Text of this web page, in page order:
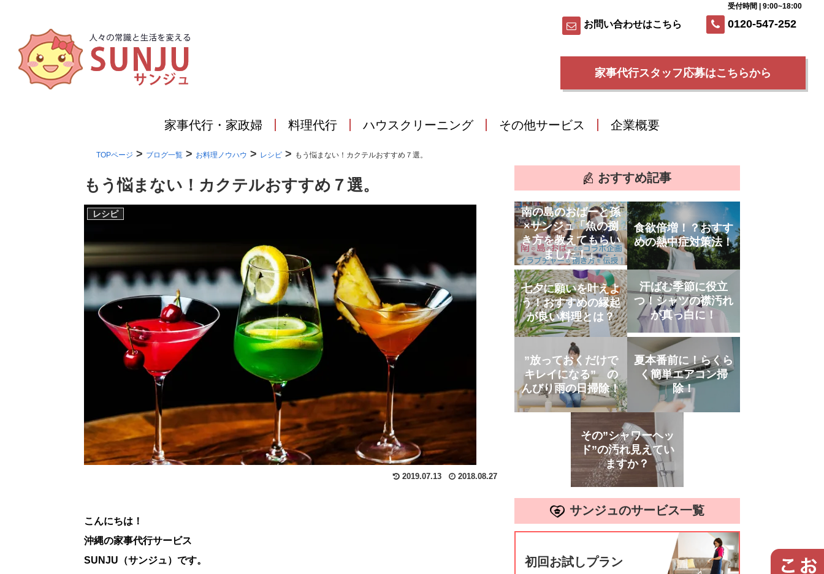
お問い合わせはこちら 0120-547-252
受付時間 | 9:00~18:00
家事代行スタッフ応募はこちらから
家事代行・家政婦 料理代行 ハウスクリーニング その他サービス 企業概要
TOPページ > ブログ一覧 > お料理ノウハウ > レシピ > もう悩まない！カクテルおすすめ７選。
もう悩まない！カクテルおすすめ７選。
レシピ
2019.07.13 2018.08.27
こんにちは！
沖縄の家事代行サービス
SUNJU（サンジュ）です。
おすすめ記事
南の島のおばーと孫
×サンジュ「魚の捌
き方を教えてもらい
ました！」
食欲倍増！？おすす
めの熱中症対策法！
七夕に願いを叶えよ
う！おすすめの縁起
が良い料理とは？
汗ばむ季節に役立
つ！シャツの襟汚れ
が真っ白に！
”放っておくだけで
キレイになる” の
んびり雨の日掃除！
夏本番前に！らくら
く簡単エアコン掃
除！
その”シャワーヘッ
ド”の汚れ見えてい
ますか？
サンジュのサービス一覧
初回お試しプラン